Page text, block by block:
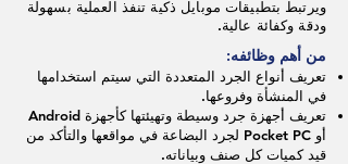
ويرتبط بتطبيقات موبايل ذكية تنفذ العملية بسهولة
ودقة وكفائة عالية.
من أهم وظائفه:
تعريف أنواع الجرد المتعددة التي سيتم استخدامها
في المنشأة وفروعها.
تعريف أجهزة جرد وسيطة وتهيئتها كأجهزة Android
أو Pocket PC لجرد البضاعة في مواقعها والتأكد من
قيد كميات كل صنف وبياناته.